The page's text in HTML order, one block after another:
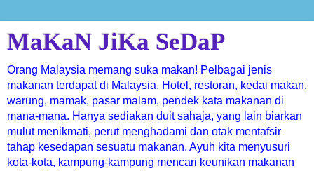
MaKaN JiKa SeDaP
Orang Malaysia memang suka makan! Pelbagai jenis
makanan terdapat di Malaysia. Hotel, restoran, kedai makan,
warung, mamak, pasar malam, pendek kata makanan di
mana-mana. Hanya sediakan duit sahaja, yang lain biarkan
mulut menikmati, perut menghadami dan otak mentafsir
tahap kesedapan sesuatu makanan. Ayuh kita menyusuri
kota-kota, kampung-kampung mencari keunikan makanan